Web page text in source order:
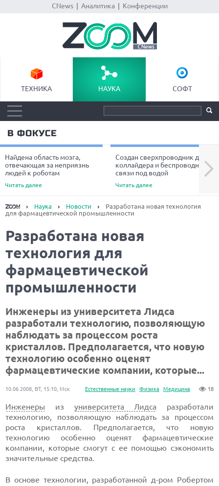
CNews| Аналитика| Конференции
ТЕХНИКА НАУКА СОФТ
В ФОКУСЕ
Найдена область мозга,
отвечающая за неприязнь
людей к роботам
Читать далее
Создан сверхпроводник для
коллайдера и беспроводной
связи под водой
Читать далее
Next
Наука Новости
Разработана новая технология
для фармацевтической промышленности
Разработана новая
технология для
фармацевтической
промышленности
Инженеры из университета Лидса
разработали технологию, позволяющую
наблюдать за процессом роста
кристаллов. Предполагается, что новую
технологию особенно оценят
фармацевтические компании, которые...
Естественные науки Физика Медицина 18
10.06.2008, ВТ, 15:10, Мск
Инженеры из университета Лидса разработали
технологию, позволяющую наблюдать за процессом
роста кристаллов. Предполагается, что новую
технологию особенно оценят фармацевтические
компании, которые смогут с ее помощью сэкономить
значительные средства.
В основе технологии, разработанной д-ром Робертом